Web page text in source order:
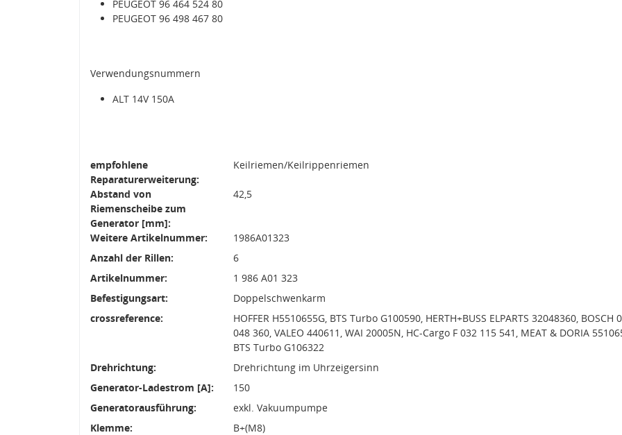
PEUGEOT 96 464 524 80
PEUGEOT 96 498 467 80
Verwendungsnummern
ALT 14V 150A
empfohlene
Reparaturerweiterung:
Keilriemen/Keilrippenriemen
Abstand von
Riemenscheibe zum
Generator [mm]:
42,5
Weitere Artikelnummer:
1986A01323
Anzahl der Rillen:
6
Artikelnummer:
1 986 A01 323
Befestigungsart:
Doppelschwenkarm
crossreference:
HOFFER H5510655G, BTS Turbo G100590, HERTH+BUSS ELPARTS 32048360, BOSCH
048 360, VALEO 440611, WAI 20005N, HC-Cargo F 032 115 541, MEAT & DORIA
BTS Turbo G106322
Drehrichtung:
Drehrichtung im Uhrzeigersinn
Generator-Ladestrom [A]:
150
Generatorausführung:
exkl. Vakuumpumpe
Klemme:
B+(M8)